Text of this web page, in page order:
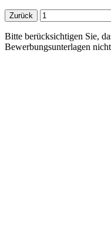
Bitte berücksichtigen Sie,
Bewerbungsunterlagen